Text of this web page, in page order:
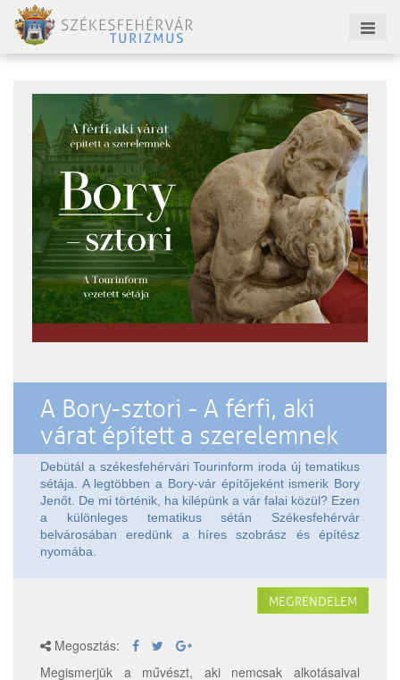
A Bory-sztori - A férfi, aki
várat épített a szerelemnek
Debütál a székesfehérvári Tourinform iroda új tematikus
sétája. A legtöbben a Bory-vár építőjeként ismerik Bory
Jenőt. De mi történik, ha kilépünk a vár falai közül? Ezen
a különleges tematikus sétán Székesfehérvár
belvárosában eredünk a híres szobrász és építész
nyomába.
MEGRENDELEM
Megosztás:
Megismerjük a művészt, aki nemcsak alkotásaival